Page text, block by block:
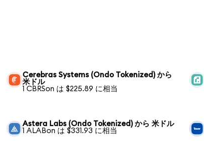
Cerebras Systems (Ondo Tokenized) から
米ドル
1 CBRSon は $225.89 に相当
Astera Labs (Ondo Tokenized) から 米ドル
1 ALABon は $331.93 に相当